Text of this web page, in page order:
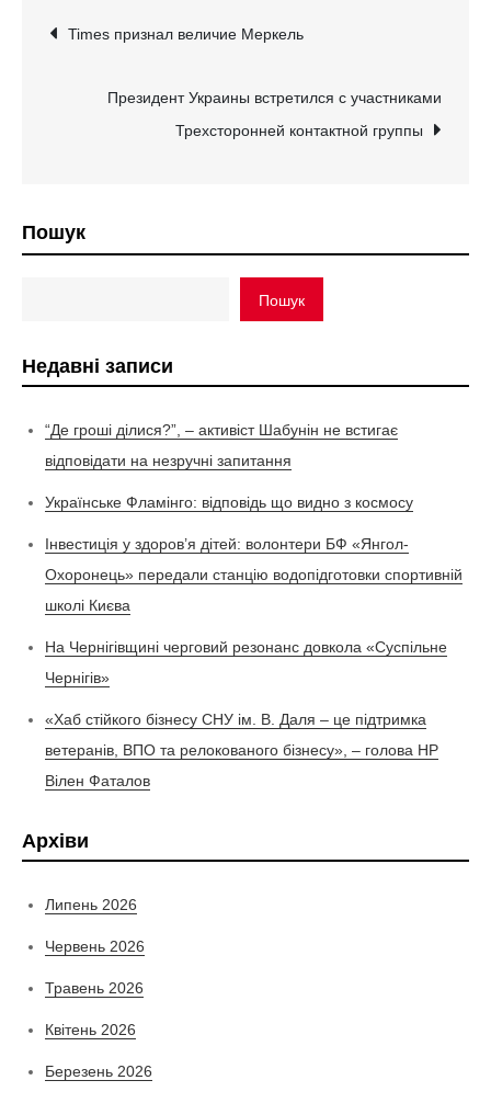
Навігація
записів
Times признал величие Меркель
Президент Украины встретился с участниками
Трехсторонней контактной группы
Пошук
Пошук
Недавні записи
“Де гроші ділися?”, – активіст Шабунін не встигає
відповідати на незручні запитання
Українське Фламінго: відповідь що видно з космосу
Інвестиція у здоров’я дітей: волонтери БФ «Янгол-
Охоронець» передали станцію водопідготовки спортивній
школі Києва
На Чернігівщині черговий резонанс довкола «Суспільне
Чернігів»
«Хаб стійкого бізнесу СНУ ім. В. Даля – це підтримка
ветеранів, ВПО та релокованого бізнесу», – голова НР
Вілен Фаталов
Архіви
Липень 2026
Червень 2026
Травень 2026
Квітень 2026
Березень 2026